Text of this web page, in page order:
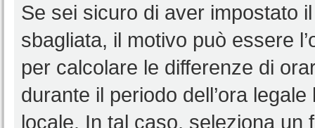
Se sei sicuro di aver impostato
sbagliata, il motivo può essere
per calcolare le differenze di
durante il periodo dell’ora
locale. In tal caso, seleziona